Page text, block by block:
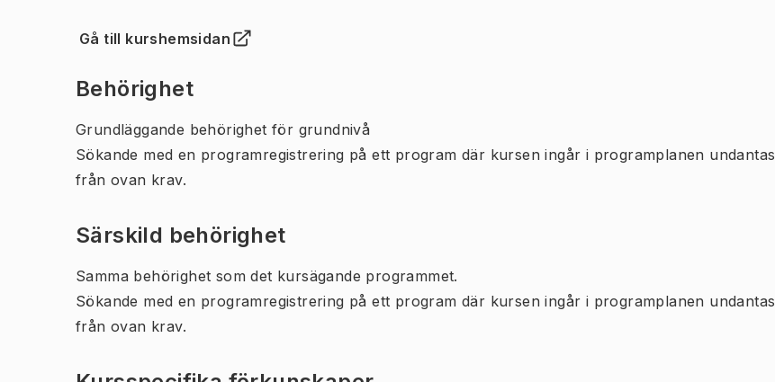
Gå till kurshemsidan
(Öppnas i ny flik)
Behörighet
Grundläggande behörighet för grundnivå
Sökande med en programregistrering på ett program där kursen ingår i programplanen undantas
från ovan krav.
Särskild behörighet
Samma behörighet som det kursägande programmet.
Sökande med en programregistrering på ett program där kursen ingår i programplanen undantas
från ovan krav.